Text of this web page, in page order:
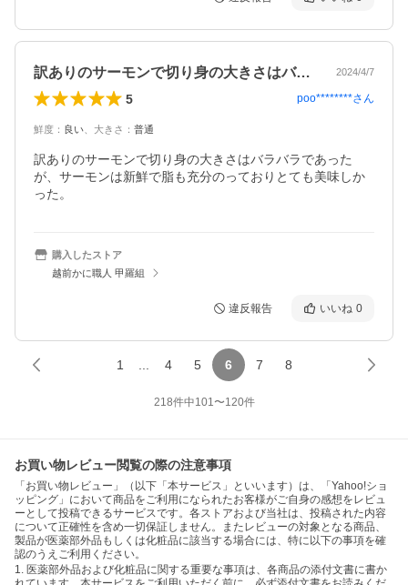
訳ありのサーモンで切り身の大きさはバラ… 2024/4/7
5 poo********さん
鮮度 ： 良い 大きさ ： 普通
訳ありのサーモンで切り身の大きさはバラバラであった
が、サーモンは新鮮で脂も充分のっておりとても美味しか
った。
購入したストア
越前かに職人 甲羅組
違反報告 いいね 0
1 4 5 6 7 8
218件中101〜120件
お買い物レビュー閲覧の際の注意事項
「お買い物レビュー」（以下「本サービス」といいます）は、「Yahoo!ショ
ッピング」において商品をご利用になられたお客様がご自身の感想をレビュ
ーとして投稿できるサービスです。各ストアおよび当社は、投稿された内容
について正確性を含め一切保証しません。またレビューの対象となる商品、
製品が医薬部外品もしくは化粧品に該当する場合には、特に以下の事項を確
認のうえご利用ください。
1. 医薬部外品および化粧品に関する重要な事項は、各商品の添付文書に書か